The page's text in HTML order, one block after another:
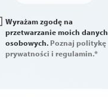
Wyrażam zgodę na
przetwarzanie moich danych
osobowych. Poznaj politykę
prywatności i regulamin.*